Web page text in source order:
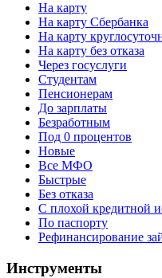
На карту
На карту Сбербанка
На карту
На карту без отказа
Через госуслуги
Студентам
Пенсионерам
До зарплаты
Безработным
Под 0 процентов
Новые
Все МФО
Быстрые
Без отказа
С плохой кредитной
По паспорту
Рефинансирование
Инструменты